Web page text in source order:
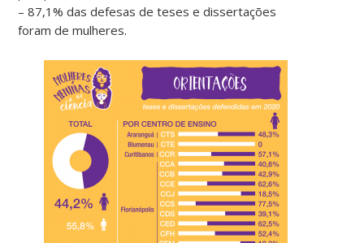
– 87,1% das defesas de teses e dissertações
foram de mulheres.